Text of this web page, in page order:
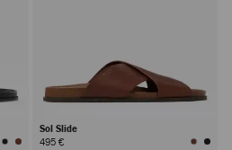
Sol Slide
495 €